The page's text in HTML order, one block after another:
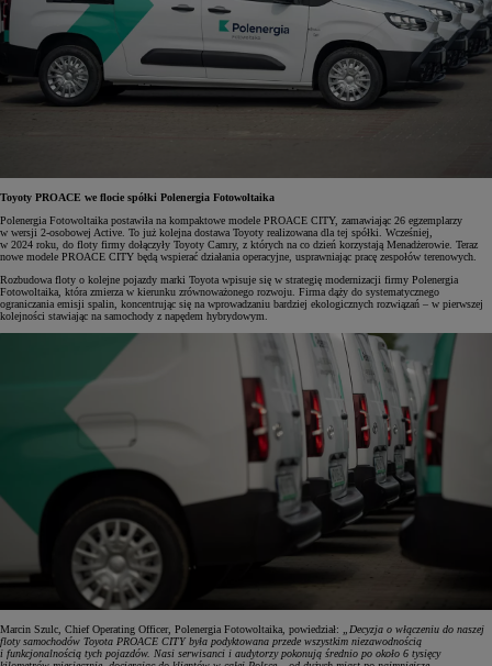
Toyoty PROACE we flocie spółki Polenergia Fotowoltaika
Polenergia Fotowoltaika postawiła na kompaktowe modele PROACE CITY, zamawiając 26 egzemplarzy
w wersji 2-osobowej Active. To już kolejna dostawa Toyoty realizowana dla tej spółki. Wcześniej,
w 2024 roku, do floty firmy dołączyły Toyoty Camry, z których na co dzień korzystają Menadżerowie. Teraz
nowe modele PROACE CITY będą wspierać działania operacyjne, usprawniając pracę zespołów terenowych.
Rozbudowa floty o kolejne pojazdy marki Toyota wpisuje się w strategię modernizacji firmy Polenergia
Fotowoltaika, która zmierza w kierunku zrównoważonego rozwoju. Firma dąży do systematycznego
ograniczania emisji spalin, koncentrując się na wprowadzaniu bardziej ekologicznych rozwiązań – w pierwszej
kolejności stawiając na samochody z napędem hybrydowym.
Marcin Szulc, Chief Operating Officer, Polenergia Fotowoltaika, powiedział:
„Decyzja o włączeniu do naszej
floty samochodów Toyota PROACE CITY była podyktowana przede wszystkim niezawodnością
i funkcjonalnością tych pojazdów. Nasi serwisanci i audytorzy pokonują średnio po około 6 tysięcy